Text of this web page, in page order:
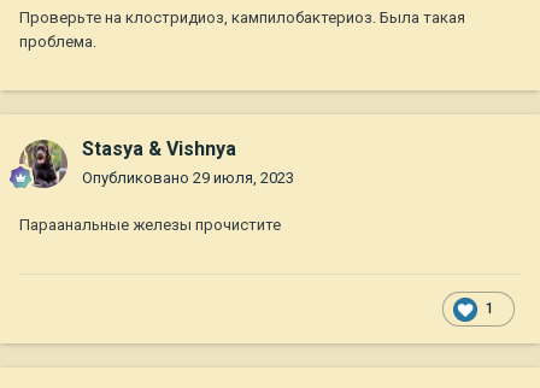
Проверьте на клостридиоз, кампилобактериоз. Была такая
проблема.
Stasya & Vishnya
Опубликовано 29 июля, 2023
Параанальные железы прочистите
1